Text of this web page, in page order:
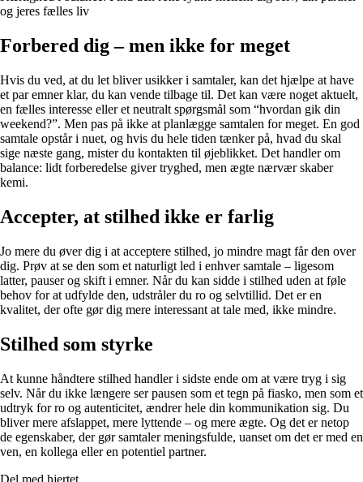
og jeres fælles liv
Forbered dig – men ikke for meget
Hvis du ved, at du let bliver usikker i samtaler, kan det hjælpe at have
et par emner klar, du kan vende tilbage til. Det kan være noget aktuelt,
en fælles interesse eller et neutralt spørgsmål som “hvordan gik din
weekend?”. Men pas på ikke at planlægge samtalen for meget. En god
samtale opstår i nuet, og hvis du hele tiden tænker på, hvad du skal
sige næste gang, mister du kontakten til øjeblikket. Det handler om
balance: lidt forberedelse giver tryghed, men ægte nærvær skaber
kemi.
Accepter, at stilhed ikke er farlig
Jo mere du øver dig i at acceptere stilhed, jo mindre magt får den over
dig. Prøv at se den som et naturligt led i enhver samtale – ligesom
latter, pauser og skift i emner. Når du kan sidde i stilhed uden at føle
behov for at udfylde den, udstråler du ro og selvtillid. Det er en
kvalitet, der ofte gør dig mere interessant at tale med, ikke mindre.
Stilhed som styrke
At kunne håndtere stilhed handler i sidste ende om at være tryg i sig
selv. Når du ikke længere ser pausen som et tegn på fiasko, men som et
udtryk for ro og autenticitet, ændrer hele din kommunikation sig. Du
bliver mere afslappet, mere lyttende – og mere ægte. Og det er netop
de egenskaber, der gør samtaler meningsfulde, uanset om det er med en
ven, en kollega eller en potentiel partner.
Del med hjertet